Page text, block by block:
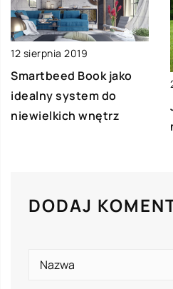
12 sierpnia 2019
Smartbeed Book jako
idealny system do
niewielkich wnętrz
DODAJ